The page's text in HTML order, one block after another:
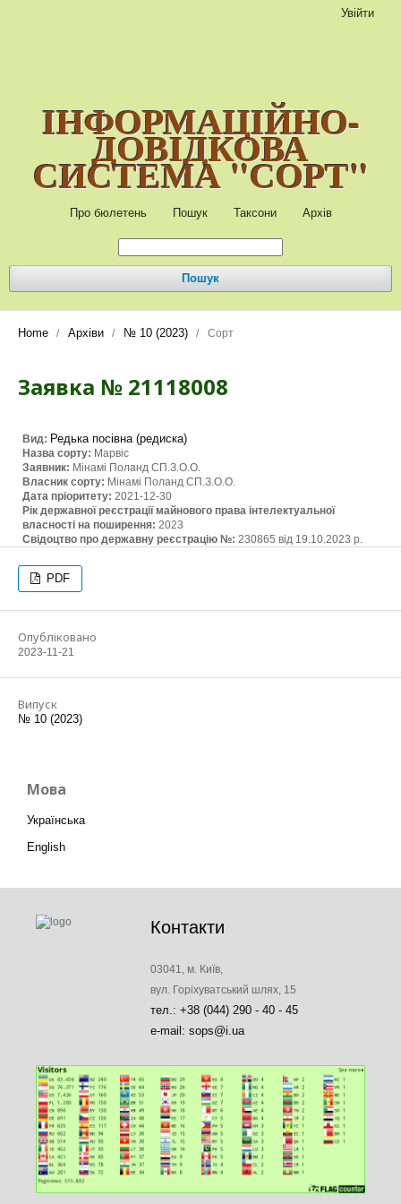
ІНФОРМАЦІЙНО-
ДОВІДКОВА
СИСТЕМА "СОРТ"
Про бюлетень Пошук Таксони Архів
Пошук
Увійти
Home / Архіви / № 10 (2023) / Сорт
Заявка № 21118008
Вид: Редька посівна (редиска)
Назва сорту: Марвіс
Заявник: Мінамі Поланд СП.З.О.О.
Власник сорту: Мінамі Поланд СП.З.О.О.
Дата пріоритету: 2021-12-30
Рік державної реєстрації майнового права інтелектуальної
власності на поширення: 2023
Свідоцтво про державну реєстрацію №: 230865 від 19.10.2023 р.
PDF
Опубліковано
2023-11-21
Випуск
№ 10 (2023)
Мова
Українська
English
Контакти
03041, м. Київ,
вул. Горіхуватський шлях, 15
тел.: +38 (044) 290 - 40 - 45
e-mail: sops@i.ua